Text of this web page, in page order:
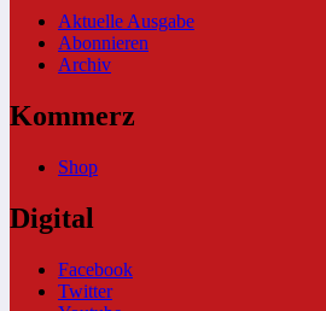
Aktuelle Ausgabe
Abonnieren
Archiv
Kommerz
Shop
Digital
Facebook
Twitter